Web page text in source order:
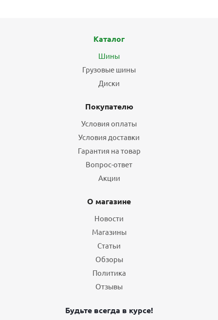
Каталог
Шины
Грузовые шины
Диски
Покупателю
Условия оплаты
Условия доставки
Гарантия на товар
Вопрос-ответ
Акции
О магазине
Новости
Магазины
Статьи
Обзоры
Политика
Отзывы
Будьте всегда в курсе!